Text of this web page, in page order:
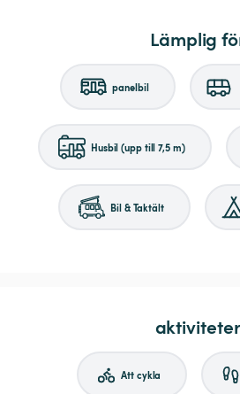
Lämplig
panelbil
Husbil (upp till 7,5 m)
Bil & Taktält
aktiviteter
Att cykla